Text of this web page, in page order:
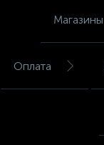
Магазины
Оплата